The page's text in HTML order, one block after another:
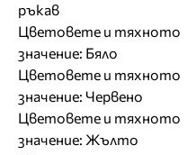
ръкав
Цветовете и тяхното
значение: Бяло
Цветовете и тяхното
значение: Червено
Цветовете и тяхното
значение: Жълто